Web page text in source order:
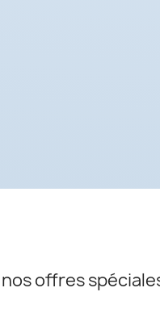
offres